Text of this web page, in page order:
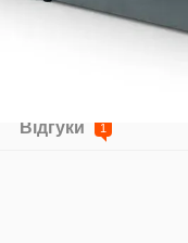
Відгуки 1